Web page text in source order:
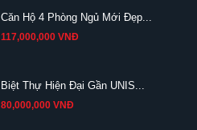
Căn Hộ 4 Phòng Ngủ Mới Đẹp...
117,000,000 VNĐ
Biệt Thự Hiện Đại Gần UNIS...
80,000,000 VNĐ